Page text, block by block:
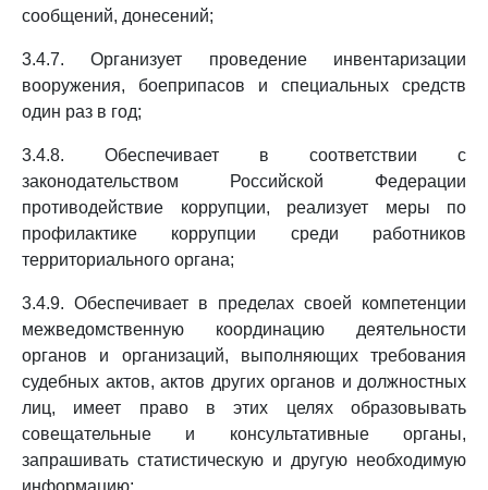
сообщений, донесений;
3.4.7. Организует проведение инвентаризации
вооружения, боеприпасов и специальных средств
один раз в год;
3.4.8. Обеспечивает в соответствии с
законодательством Российской Федерации
противодействие коррупции, реализует меры по
профилактике коррупции среди работников
территориального органа;
3.4.9. Обеспечивает в пределах своей компетенции
межведомственную координацию деятельности
органов и организаций, выполняющих требования
судебных актов, актов других органов и должностных
лиц, имеет право в этих целях образовывать
совещательные и консультативные органы,
запрашивать статистическую и другую необходимую
информацию;